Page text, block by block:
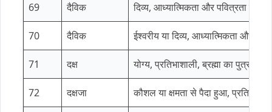
69 दैविक दिव्य, आध्यात्मिकता और पवित्रता का
70 दैविक ईश्वरीय या दिव्य, आध्यात्मिकता और
71 दक्ष योग्य, प्रतिभाशाली, ब्रह्मा का पुत्र, एक
72 दक्षजा कौशल या क्षमता से पैदा हुआ, प्रतिभा और